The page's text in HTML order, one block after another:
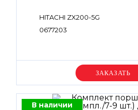
HITACHI ZX200-5G
0677203
Уточняйте
В наличии